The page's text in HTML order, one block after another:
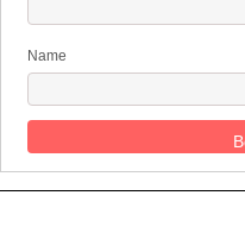
Name